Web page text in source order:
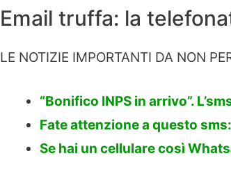
Email truffa: la
LE NOTIZIE IMPORTANTI DA NON
“Bonifico INPS in arrivo”.
Fate attenzione a questo
Se hai un cellulare così